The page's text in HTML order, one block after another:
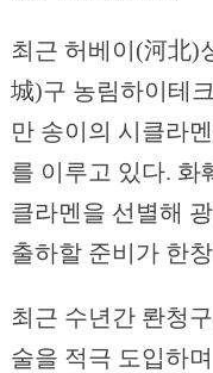
최근 허베이(河北)
城)구 농림하이테
만 송이의 시클라
를 이루고 있다. 화
클라멘을 선별해
출하할 준비가 한
최근 수년간 롼청
술을 적극 도입하